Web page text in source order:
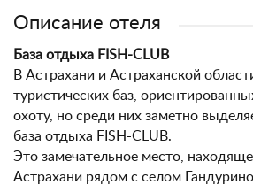
Описание отеля
База отдыха FISH-CLUB
В Астрахани и Астраханской
туристических баз,
охоту, но среди них заметно
база отдыха FISH-CLUB.
Это замечательное место,
Астрахани рядом с селом